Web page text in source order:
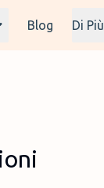
Blog Di Più